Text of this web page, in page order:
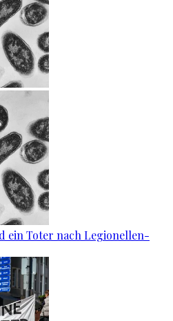
ein Toter nach Legionellen-